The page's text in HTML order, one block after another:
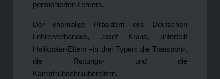
pensionierten Lehrers.
Der ehemalige Präsident des Deutschen
Lehrerverbandes, Josef Kraus, unterteilt
Helikopter-Eltern –in drei Typen: die Transport-,
die Rettungs- und die
Kampfhubschraubereltern.